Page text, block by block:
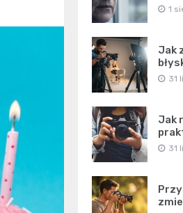
1
Jak
31
Jak
31